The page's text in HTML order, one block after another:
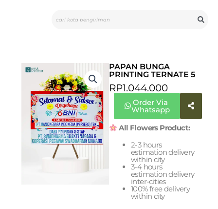
PAPAN BUNGA
PRINTING TERNATE 5
RP1.044.000
Order Via
Whatsapp
All Flowers Product:
2-3 hours
estimation delivery
within city
3-4 hours
estimation delivery
inter-cities
100% free delivery
within city